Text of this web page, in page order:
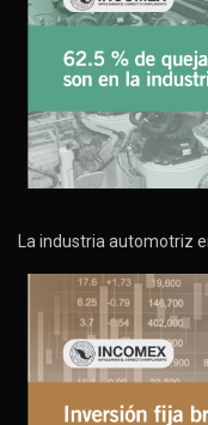
La industria automotriz